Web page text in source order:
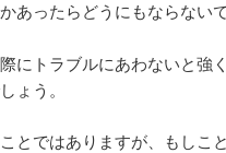
あったらどうにもならない
にトラブルにあわないと強
ょう。
とではありますが、もしこ